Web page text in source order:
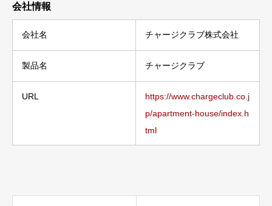
会社情報
会社名 チャージクラブ株式会社
製品名 チャージクラブ
URL
https://www.chargeclub.co.j
p/apartment-house/index.h
tml